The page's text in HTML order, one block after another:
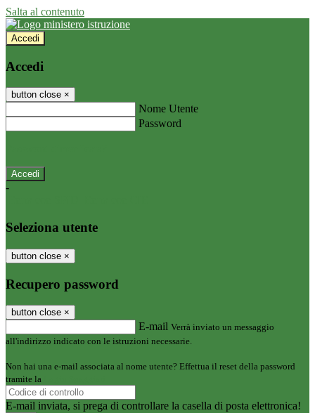
Salta al contenuto
Accedi
Accedi
button close ×
Nome Utente
Password
-
Seleziona utente
button close ×
Recupero password
button close ×
E-mail Verrà inviato un messaggio
all'indirizzo indicato con le istruzioni necessarie.
Non hai una e-mail associata al nome utente? Effettua il reset della password
tramite la
E-mail inviata, si prega di controllare la casella di posta elettronica!